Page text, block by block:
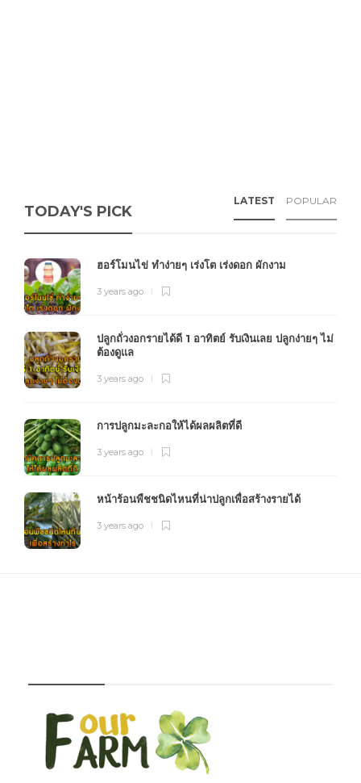
TODAY'S PICK
LATEST POPULAR
ฮอร์โมนไข่ ทำง่ายๆ เร่งโต เร่งดอก ผักงาม
3 years ago
ปลูกถั่วงอกรายได้ดี 1 อาทิตย์ รับเงินเลย ปลูกง่ายๆ ไม่
ต้องดูแล
3 years ago
การปลูกมะละกอให้ได้ผลผลิตที่ดี
3 years ago
หน้าร้อนพืชชนิดไหนที่น่าปลูกเพื่อสร้างรายได้
3 years ago